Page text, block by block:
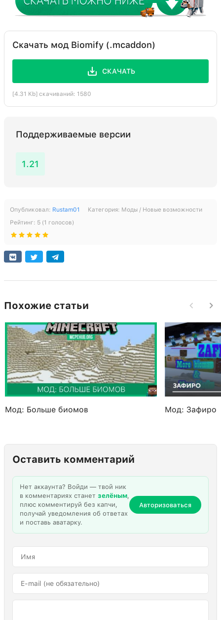
Скачать мод Biomify (.mcaddon)
СКАЧАТЬ
[4.31 Kb] скачиваний: 1580
Поддерживаемые версии
1.21
Опубликовал: Rustam01 Категория: Моды / Новые возможности
Рейтинг: 5 (1 голосов)
Похожие статьи
Мод: Больше биомов Мод: Зафиро
Оставить комментарий
Нет аккаунта? Войди — твой ник
в комментариях станет зелёным,
плюс комментируй без капчи,
получай уведомления об ответах
и поставь аватарку.
Авторизоваться